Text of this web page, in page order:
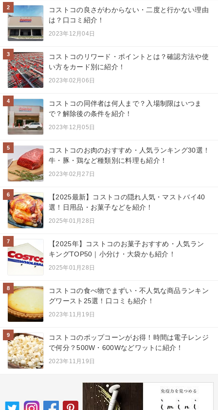
2
コストコの良さがわからない・二度と行かない理由
は？口コミ紹介！
2023年12月04日
3
コストコのリワード・ポイントとは？確認方法や使
い方をカード別に紹介！
2023年02月06日
4
コストコの同伴者は何人まで？入場制限はいつま
で？解除後の条件を紹介！
2023年12月05日
5
コストコのお肉のおすすめ・人気ランキング30選！
牛・豚・鶏など種類別に料理も紹介！
2023年02月27日
6
【2025最新】コストコの隠れ人気・マストバイ40
選！日用品・お菓子などを紹介！
2025年01月28日
7
【2025年】コストコのお菓子おすすめ・人気ラン
キングTOP50｜小分け・大袋かも紹介！
2025年01月28日
8
コストコの食べ物でまずい・不人気な商品ランキン
グワースト25選！口コミも紹介！
2023年11月19日
9
コストコのポップコーンがお得！時間は電子レンジ
で何分？500W・600Wなどワットに紹介！
2023年11月19日